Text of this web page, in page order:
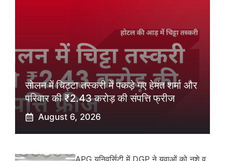
सोलन में चिट्टा तस्करी में पकड़े गए हेमंत शर्मा और
परिवार की ₹2.43 करोड़ की संपत्ति फ्रीज
August 6, 2026